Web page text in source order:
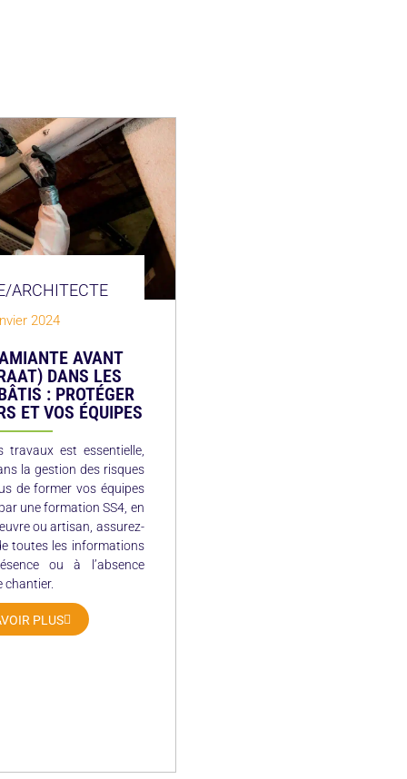
ARCHITECTE
2024
AVANT
DANS LES
: PROTÉGER
ET VOS ÉQUIPES
travaux est essentielle,
la gestion des risques
de former vos équipes
une formation SS4, en
ou artisan, assurez-
toutes les informations
ou à l’absence
chantier.
PLUS